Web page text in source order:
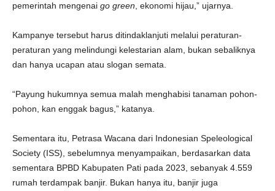
pemerintah mengenai go green , ekonomi hijau,” ujarnya.
Kampanye tersebut harus ditindaklanjuti melalui peraturan-
peraturan yang melindungi kelestarian alam, bukan sebaliknya
dan hanya ucapan atau slogan semata.
“Payung hukumnya semua malah menghabisi tanaman pohon-
pohon, kan enggak bagus,” katanya.
Sementara itu, Petrasa Wacana dari Indonesian Speleological
Society (ISS), sebelumnya menyampaikan, berdasarkan data
sementara BPBD Kabupaten Pati pada 2023, sebanyak 4.559
rumah terdampak banjir. Bukan hanya itu, banjir juga